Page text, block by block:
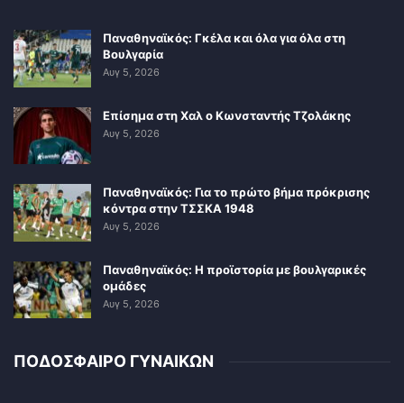
Παναθηναϊκός: Γκέλα και όλα για όλα στη
Βουλγαρία
Αυγ 5, 2026
Επίσημα στη Χαλ ο Κωνσταντής Τζολάκης
Αυγ 5, 2026
Παναθηναϊκός: Για το πρώτο βήμα πρόκρισης
κόντρα στην ΤΣΣΚΑ 1948
Αυγ 5, 2026
Παναθηναϊκός: Η προϊστορία με βουλγαρικές
ομάδες
Αυγ 5, 2026
ΠΟΔΟΣΦΑΙΡΟ ΓΥΝΑΙΚΩΝ